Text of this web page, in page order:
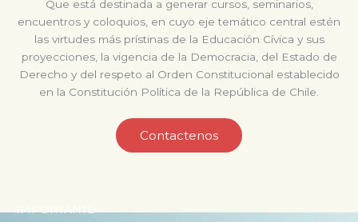
Que está destinada a generar cursos, seminarios,
encuentros y coloquios, en cuyo eje temático central estén
las virtudes más prístinas de la Educación Cívica y sus
proyecciones, la vigencia de la Democracia, del Estado de
Derecho y del respeto al Orden Constitucional establecido
en la Constitución Política de la República de Chile.
Contactenos